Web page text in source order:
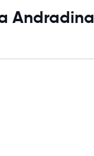
Andradina